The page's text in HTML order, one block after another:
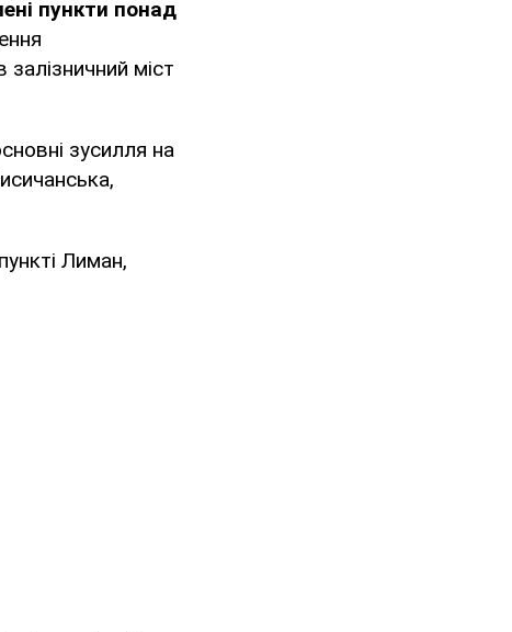
пункти понад
міст
зусилля на
Лиман,